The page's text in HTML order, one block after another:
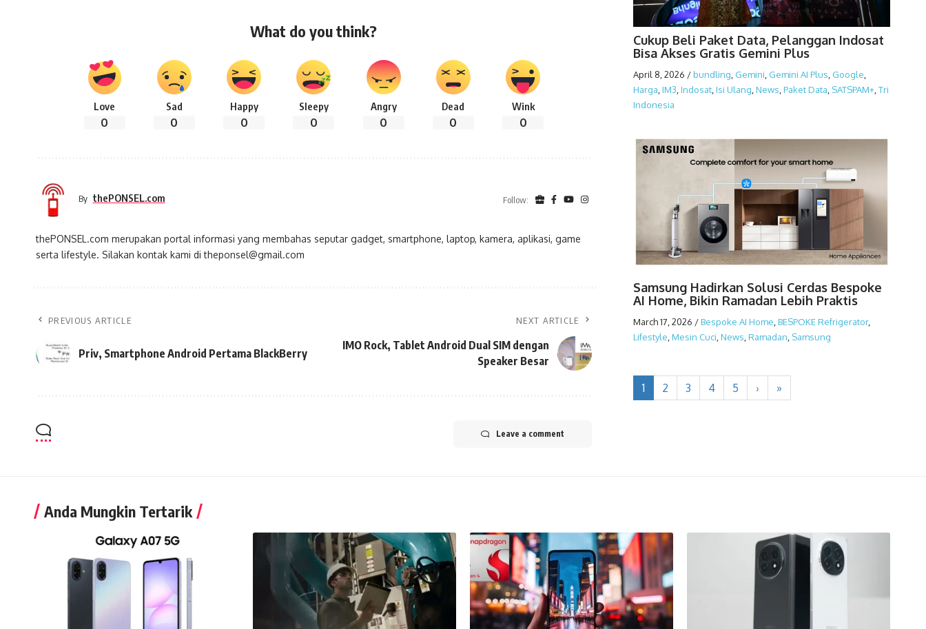
What do you think?
Love
0
Sad
0
Happy
0
Sleepy
0
Angry
0
Dead
0
Wink
0
By thePONSEL.com Follow:
thePONSEL.com merupakan portal informasi yang membahas seputar gadget, smartphone, laptop, kamera, aplikasi, game
serta lifestyle. Silakan kontak kami di theponsel@gmail.com
PREVIOUS ARTICLE
Priv, Smartphone Android Pertama BlackBerry
NEXT ARTICLE
IMO Rock, Tablet Android Dual SIM dengan
Speaker Besar
Leave a comment
Cukup Beli Paket Data, Pelanggan Indosat
Bisa Akses Gratis Gemini Plus
April 8, 2026 /bundling, Gemini, Gemini AI Plus, Google,
Harga,IM3,Indosat,Isi Ulang,News,Paket Data, SATSPAM+,Tri
Indonesia
Samsung Hadirkan Solusi Cerdas Bespoke
AI Home, Bikin Ramadan Lebih Praktis
March 17, 2026 /Bespoke AI Home,BESPOKE Refrigerator,
Lifestyle,Mesin Cuci,News,Ramadan, Samsung
1 2 3 4 5 › »
Anda Mungkin Tertarik